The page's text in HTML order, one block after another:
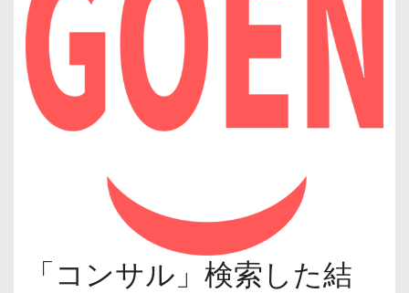
「コンサル」検索した結